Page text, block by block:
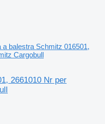
a balestra Schmitz 016501,
Cargobull
2661010 Nr per